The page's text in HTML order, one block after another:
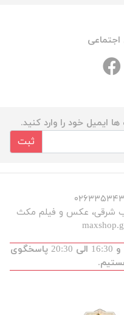
ایمیل خود را وارد کنید.
ثبت
شنبه تا پنجشنبه از ساعت 9 الی 13 و 16:30 الی 20:30 پاسخگوی